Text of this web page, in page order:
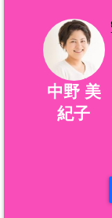
中野 美
紀子